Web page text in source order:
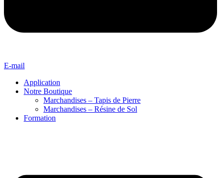
E-mail
Application
Notre Boutique
Marchandises – Tapis de Pierre
Marchandises – Résine de Sol
Formation